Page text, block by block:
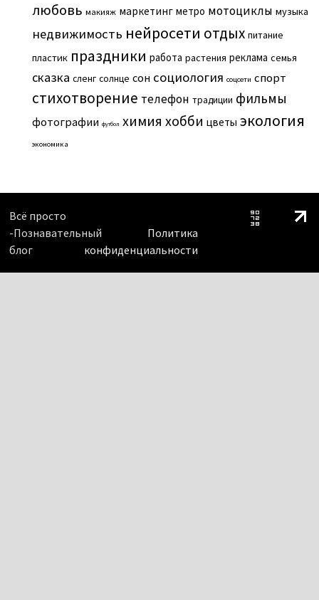
любовь макияж маркетинг метро мотоциклы музыка
недвижимость нейросети отдых питание
пластик праздники работа растения реклама семья
сказка сленг солнце сон социология соцсети спорт
стихотворение телефон традиции фильмы
фотографии футбол химия хобби цветы экология
экономика
Всё просто
-Познавательный
блог
Политика
конфиденциальности